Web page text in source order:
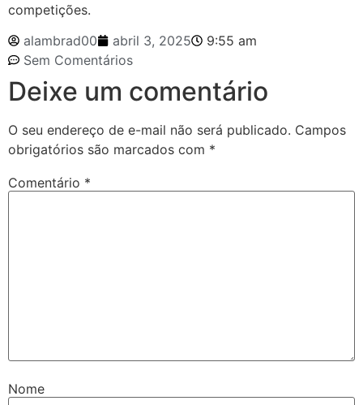
competições.
alambrad00
abril 3, 2025
9:55 am
Sem Comentários
Deixe um comentário
O seu endereço de e-mail não será publicado. Campos
obrigatórios são marcados com *
Comentário *
Nome